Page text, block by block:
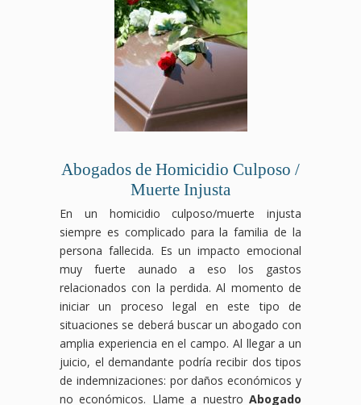
Abogados de Homicidio Culposo /
Muerte Injusta
En un homicidio culposo/muerte injusta
siempre es complicado para la familia de la
persona fallecida. Es un impacto emocional
muy fuerte aunado a eso los gastos
relacionados con la perdida. Al momento de
iniciar un proceso legal en este tipo de
situaciones se deberá buscar un abogado con
amplia experiencia en el campo. Al llegar a un
juicio, el demandante podría recibir dos tipos
de indemnizaciones: por daños económicos y
no económicos. Llame a nuestro Abogado